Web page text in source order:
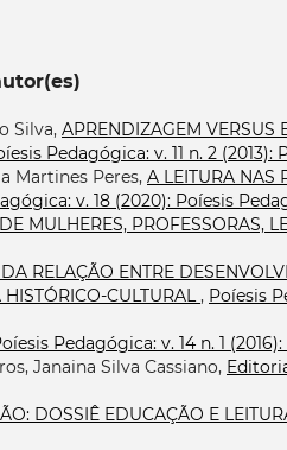
Silva, APRENDIZAGEM VERSUS
Pedagógica: v. 11 n. 2
Martines Peres, A LEITURA NAS
v. 18 (2020): Poíesis
MULHERES, PROFESSORAS,
RELAÇÃO ENTRE
CULTURAL, Poíesis
Pedagógica: v. 14 n. 1
Janaina Silva Cassiano,
DOSSIÊ EDUCAÇÃO E